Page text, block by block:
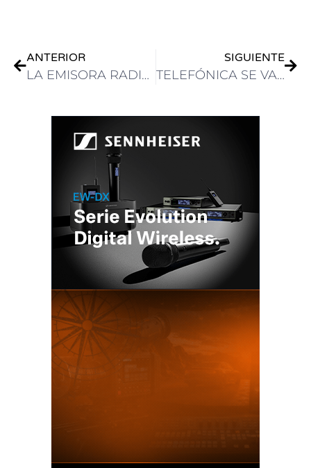
ANTERIOR
LA EMISORA RADIO RUBÍ APUESTA POR LA TECNOLOGÍA AEQ FORUM PARA SU ESTUDIO PRINCIPAL
SIGUIENTE
TELEFÓNICA SE VA DE URUGUAY Y MILLICOM -TIGO- COMPRA MOVISTAR EN URUGUAY POR US$ 400 MILLONES: QUÉ SIGUE…